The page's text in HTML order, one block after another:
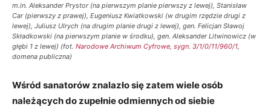
m.in. Aleksander Prystor (na pierwszym planie pierwszy z lewej), Stanisław
Car (pierwszy z prawej), Eugeniusz Kwiatkowski (w drugim rzędzie drugi z
lewej), Juliusz Ulrych (na drugim planie drugi z lewej), gen. Felicjan Sławoj
Składkowski (na pierwszym planie w środku), gen. Aleksander Litwinowicz (w
głębi 1 z lewej) (fot. Narodowe Archiwum Cyfrowe, sygn. 3/1/0/11/960/1,
domena publiczna)
Wśród sanatorów znalazło się zatem wiele osób
należących do zupełnie odmiennych od siebie